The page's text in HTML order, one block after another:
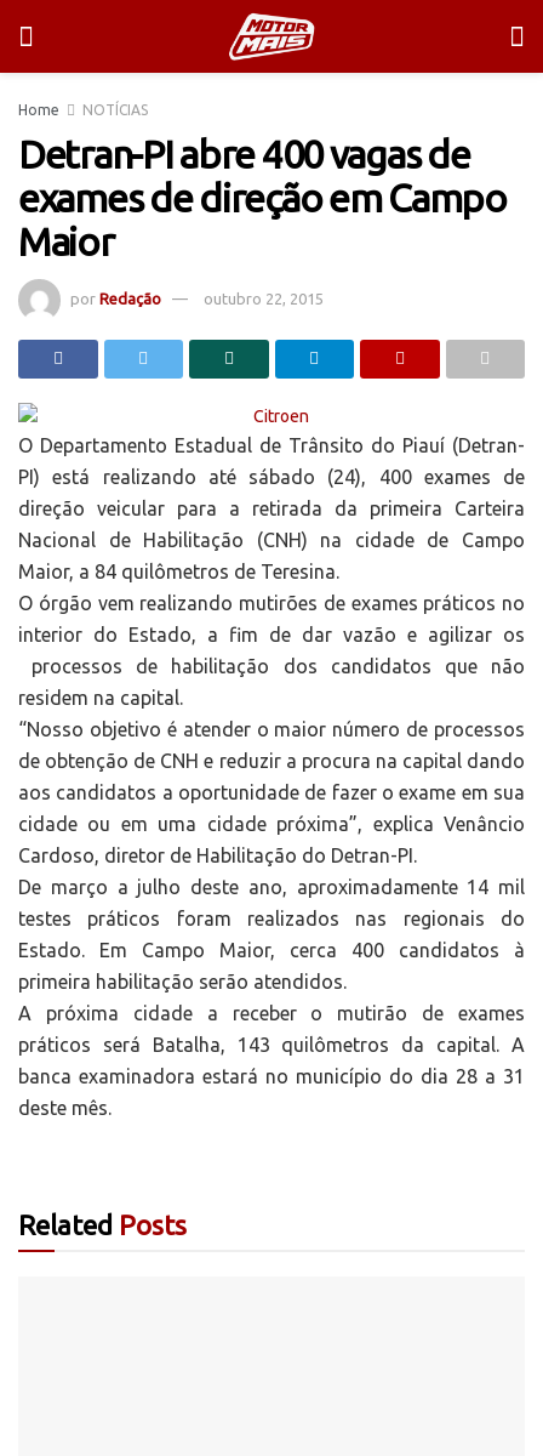
Home NOTÍCIAS
Detran-PI abre 400 vagas de
exames de direção em Campo
Maior
por Redação outubro 22, 2015
O Departamento Estadual de Trânsito do Piauí (Detran-
PI) está realizando até sábado (24), 400 exames de
direção veicular para a retirada da primeira Carteira
Nacional de Habilitação (CNH) na cidade de Campo
Maior, a 84 quilômetros de Teresina.
O órgão vem realizando mutirões de exames práticos no
interior do Estado, a fim de dar vazão e agilizar os
processos de habilitação dos candidatos que não
residem na capital.
“Nosso objetivo é atender o maior número de processos
de obtenção de CNH e reduzir a procura na capital dando
aos candidatos a oportunidade de fazer o exame em sua
cidade ou em uma cidade próxima”, explica Venâncio
Cardoso, diretor de Habilitação do Detran-PI.
De março a julho deste ano, aproximadamente 14 mil
testes práticos foram realizados nas regionais do
Estado. Em Campo Maior, cerca 400 candidatos à
primeira habilitação serão atendidos.
A próxima cidade a receber o mutirão de exames
práticos será Batalha, 143 quilômetros da capital. A
banca examinadora estará no município do dia 28 a 31
deste mês.
Related Posts